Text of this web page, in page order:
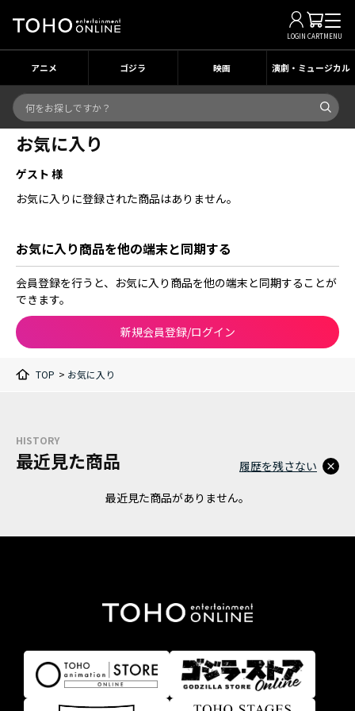
LOGIN CARTMENU
アニメ ゴジラ 映画 演劇・ミュージカル
お気に入り
ゲスト 様
お気に入りに登録された商品はありません。
お気に入り商品を他の端末と同期する
会員登録を行うと、お気に入り商品を他の端末と同期することが
できます。
新規会員登録/ログイン
TOP > お気に入り
HISTORY
最近見た商品
最近見た商品がありません。
履歴を残さない